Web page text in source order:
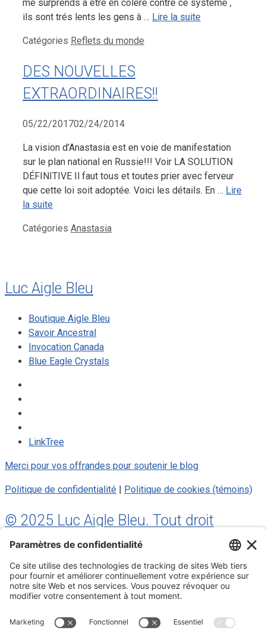
me surprends à être en colère contre ce système ,
ils sont trés lents les gens à … Lire la suite
Catégories Reflets du monde
DES NOUVELLES
EXTRAORDINAIRES!!
05/22/201702/24/2014
La vision d’Anastasia est en voie de manifestation
sur le plan national en Russie!!! Voir LA SOLUTION
DÉFINITIVE Il faut tous et toutes prier avec ferveur
que cette loi soit adoptée. Voici les détails. En … Lire
la suite
Catégories Anastasia
Luc Aigle Bleu
Boutique Aigle Bleu
Savoir Ancestral
Invocation Canada
Blue Eagle Crystals
LinkTree
Merci pour vos offrandes pour soutenir le blog
Politique de confidentialité | Politique de cookies (témoins)
© 2025 Luc Aigle Bleu. Tout droit
réservé.
S'inscrire à mon Infolettre